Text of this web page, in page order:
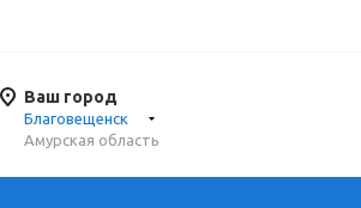
Ваш город
Благовещенск
Амурская область